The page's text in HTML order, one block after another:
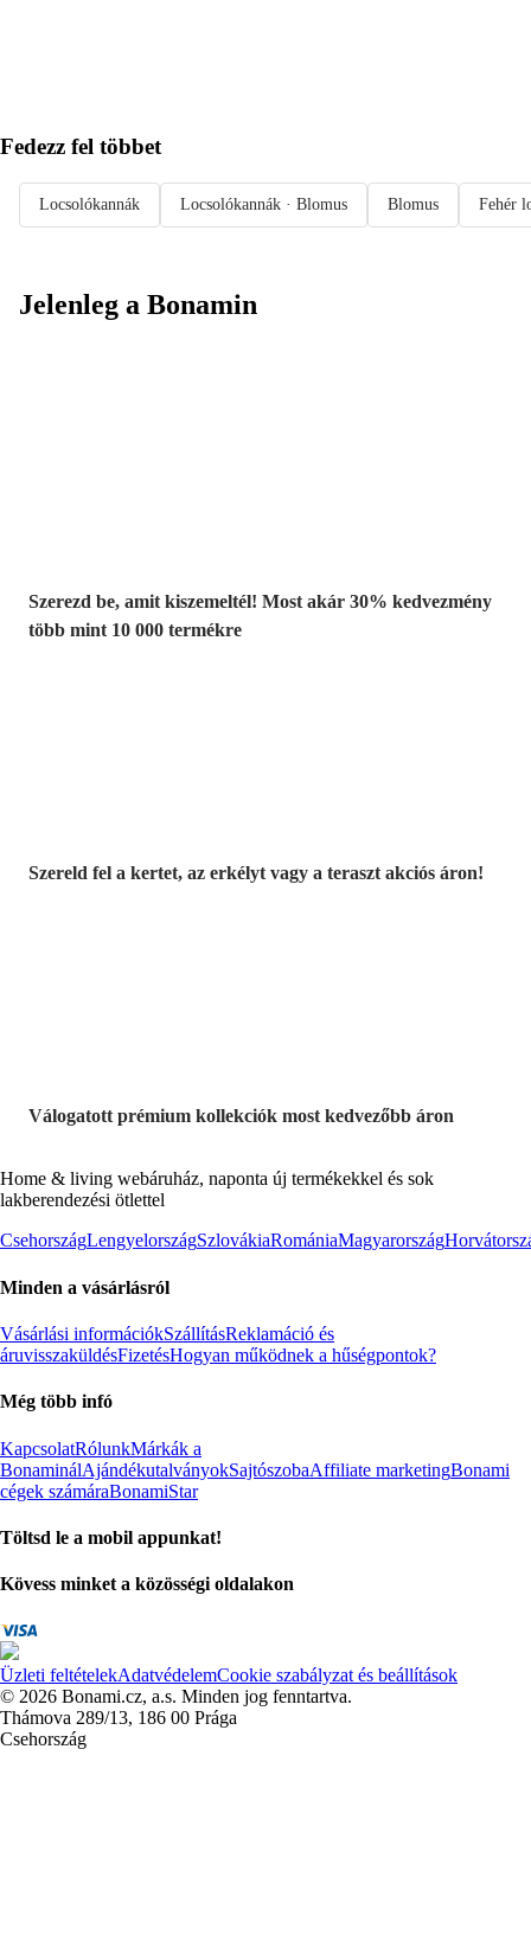
Fedezz fel többet
Locsolókannák Locsolókannák · Blomus Blomus Fehér
Jelenleg a Bonamin
Szerezd be, amit kiszemeltél! Most akár 30% kedvezmény
több mint 10 000 termékre
Szereld fel a kertet, az erkélyt vagy a teraszt akciós áron!
Válogatott prémium kollekciók most kedvezőbb áron
Home & living webáruház, naponta új termékekkel és sok
lakberendezési ötlettel
CsehországLengyelországSzlovákiaRomániaMagyarország
Minden a vásárlásról
Vásárlási információkSzállításReklamáció és
áruvisszaküldésFizetésHogyan működnek a hűségpontok?
Még több infó
KapcsolatRólunkMárkák a
BonaminálAjándékutalványokSajtószobaAffiliate marketingBonami
cégek számáraBonamiStar
Töltsd le a mobil appunkat!
Kövess minket a közösségi oldalakon
Üzleti feltételekAdatvédelemCookie szabályzat és beállítások
© 2026 Bonami.cz, a.s. Minden jog fenntartva.
Thámova 289/13, 186 00 Prága
Csehország